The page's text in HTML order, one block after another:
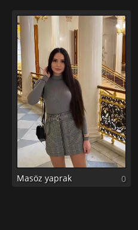
Masöz yaprak 0